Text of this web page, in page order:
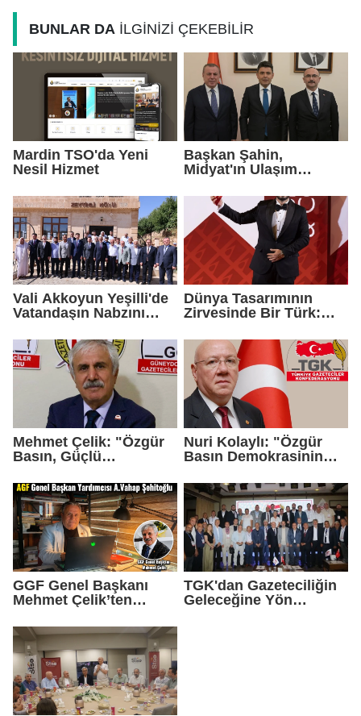
BUNLAR DA İLGİNİZİ ÇEKEBİLİR
Mardin TSO'da Yeni
Nesil Hizmet
Başkan Şahin,
Midyat'ın Ulaşım
Taşıdı
Vali Akkoyun Yeşilli'de
Vatandaşın Nabzını
Dünya Tasarımının
Zirvesinde Bir Türk:
Ayanoğlu'na İtalya'dan
Birincilik Ödülü
Mehmet Çelik: "Özgür
Basın, Güçlü
Teminatıdır"
Nuri Kolaylı: "Özgür
Basın Demokrasinin
GGF Genel Başkanı
Mehmet Çelik’ten
Şehitoğlu’na Yapılan
Saldırıya Sert Tepki
TGK'dan Gazeteciliğin
Geleceğine Yön